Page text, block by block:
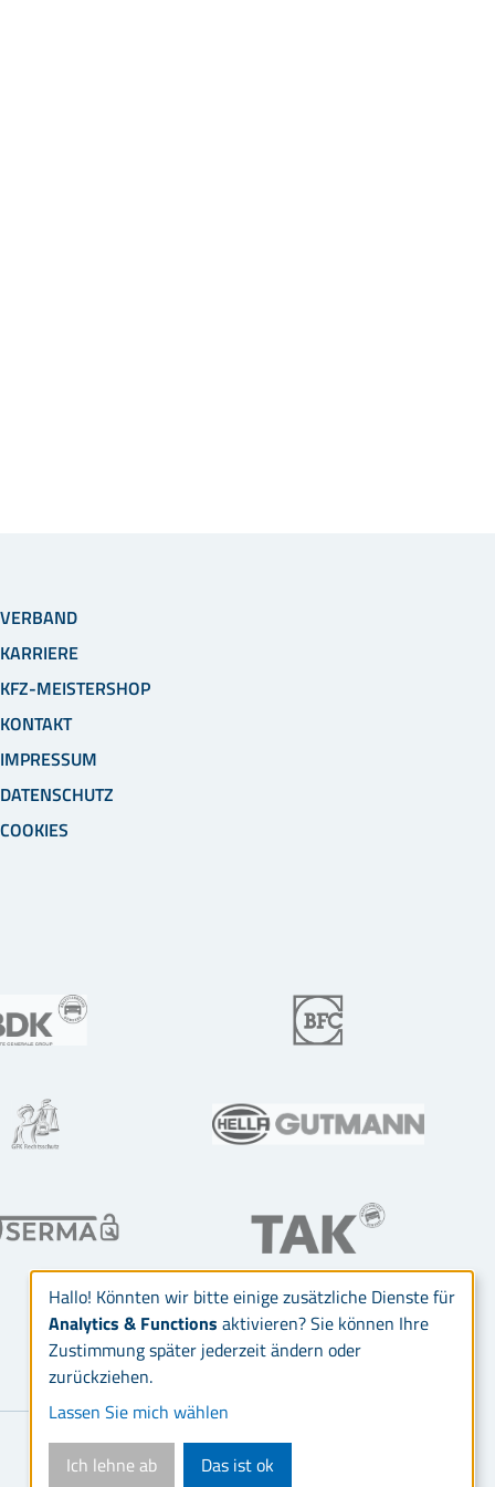
VERBAND
KARRIERE
KFZ-MEISTERSHOP
KONTAKT
IMPRESSUM
DATENSCHUTZ
COOKIES
Hallo! Könnten wir bitte einige zusätzliche Dienste für
Analytics & Functions aktivieren? Sie können Ihre
Zustimmung später jederzeit ändern oder
zurückziehen.
Lassen Sie mich wählen
Ich lehne ab
Das ist ok